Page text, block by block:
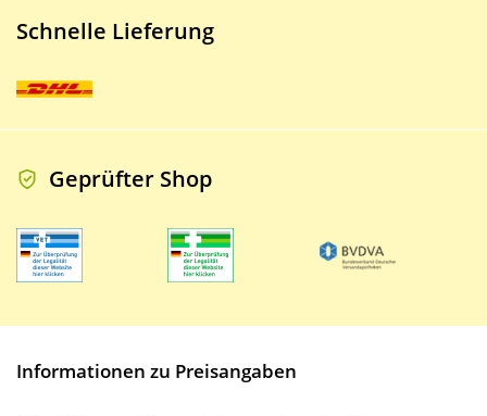
Schnelle Lieferung
Geprüfter Shop
Informationen zu Preisangaben